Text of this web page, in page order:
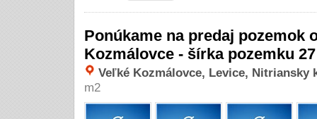
Ponúkame na predaj pozemok
Kozmálovce - šírka pozemku
Veľké Kozmálovce, Levice, Nitriansky
m2